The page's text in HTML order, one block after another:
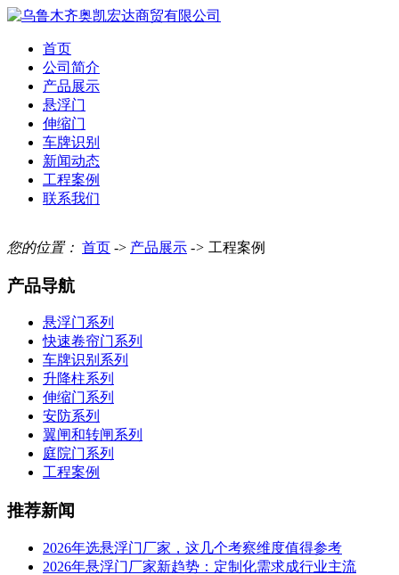
首页
公司简介
产品展示
悬浮门
伸缩门
车牌识别
新闻动态
工程案例
联系我们
您的位置： 首页 -> 产品展示 -> 工程案例
产品导航
悬浮门系列
快速卷帘门系列
车牌识别系列
升降柱系列
伸缩门系列
安防系列
翼闸和转闸系列
庭院门系列
工程案例
推荐新闻
2026年选悬浮门厂家，这几个考察维度值得参考
2026年悬浮门厂家新趋势：定制化需求成行业主流